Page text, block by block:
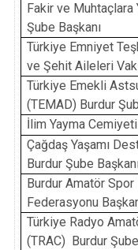
Fakir ve Muhtaçlara
Şube Başkanı
Türkiye Emniyet
ve Şehit Aileleri
Türkiye Emekli
(TEMAD) Burdur
İlim Yayma
Çağdaş Yaşamı
Burdur Şube
Burdur Amatör
Federasyonu
Türkiye Radyo
(TRAC) Burdur